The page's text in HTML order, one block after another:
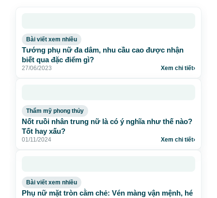
Bài viết xem nhiều
Tướng phụ nữ đa dâm, nhu cầu cao được nhận
biết qua đặc điểm gì?
27/06/2023 Xem chi tiết›
Thẩm mỹ phong thủy
Nốt ruồi nhân trung nữ là có ý nghĩa như thế nào?
Tốt hay xấu?
01/11/2024 Xem chi tiết›
Bài viết xem nhiều
Phụ nữ mặt tròn cằm chẻ: Vén màng vận mệnh, hé